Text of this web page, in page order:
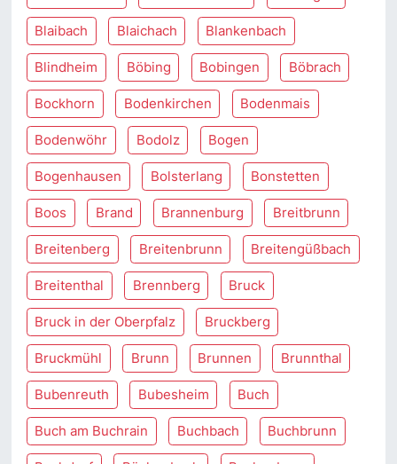
Blaibach Blaichach Blankenbach
Blindheim Böbing Bobingen Böbrach
Bockhorn Bodenkirchen Bodenmais
Bodenwöhr Bodolz Bogen
Bogenhausen Bolsterlang Bonstetten
Boos Brand Brannenburg Breitbrunn
Breitenberg Breitenbrunn Breitengüßbach
Breitenthal Brennberg Bruck
Bruck in der Oberpfalz Bruckberg
Bruckmühl Brunn Brunnen Brunnthal
Bubenreuth Bubesheim Buch
Buch am Buchrain Buchbach Buchbrunn